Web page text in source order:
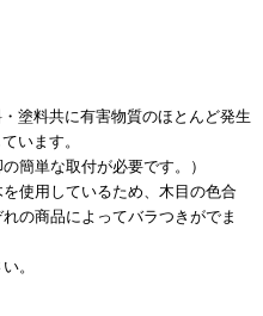
に有害物質のほとんど発生
ます。
付が必要です。）
いるため、木目の色合
の商品によってバラつきがでま